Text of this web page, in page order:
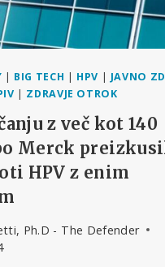
| BIG TECH | HPV | JAVNO
| ZDRAVJE OTROK
z več kot 140
Merck
HPV z enim
Ph.D - The Defender